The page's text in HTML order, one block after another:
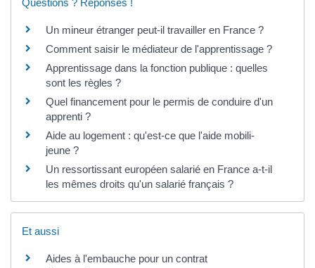
Un mineur étranger peut-il travailler en France ?
Comment saisir le médiateur de l'apprentissage ?
Apprentissage dans la fonction publique : quelles
sont les règles ?
Quel financement pour le permis de conduire d'un
apprenti ?
Aide au logement : qu'est-ce que l'aide mobili-
jeune ?
Un ressortissant européen salarié en France a-t-il
les mêmes droits qu'un salarié français ?
Et aussi
Aides à l'embauche pour un contrat